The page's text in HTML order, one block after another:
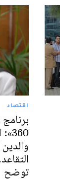
اقتصاد
توضح